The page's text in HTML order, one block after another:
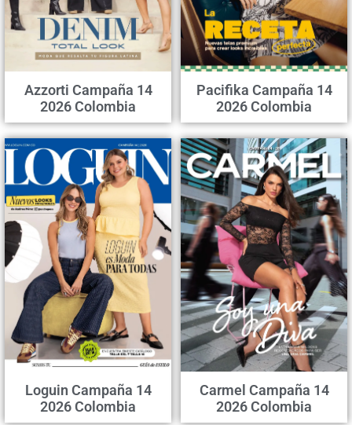
Azzorti Campaña 14
2026 Colombia
Pacifika Campaña 14
2026 Colombia
Loguin Campaña 14
2026 Colombia
Carmel Campaña 14
2026 Colombia